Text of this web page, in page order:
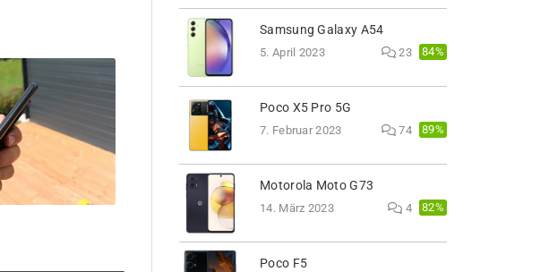
Samsung Galaxy A54
5. April 2023 23 84%
Poco X5 Pro 5G
7. Februar 2023 74 89%
Motorola Moto G73
14. März 2023 4 82%
Poco F5